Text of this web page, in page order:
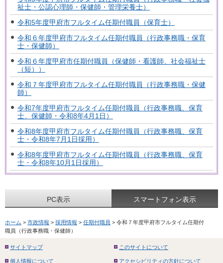
祉士・公認心理師・保健師・管理栄養士）
令和5年度甲府市フルタイム任期付職員（保育士）
令和６年度甲府市フルタイム任期付職員（行政事務職・保育
士・保健師）
令和６年度甲府市任期付職員（保健師・看護師、社会福祉士
（短））
令和７年度甲府市フルタイム任期付職員（行政事務職・保健
師）
令和7年度甲府市フルタイム任期付職員（行政事務職、保育
士、保健師・令和8年4月1日）
令和8年度甲府市フルタイム任期付職員（行政事務職、保育
士・令和8年7月1日採用）
令和8年度甲府市フルタイム任期付職員（行政事務職、保育
士・令和8年10月1日採用）
PC表示 スマートフォン表示
ホーム > 市政情報 > 採用情報 > 任期付職員 > 令和７年度甲府市フルタイム任期付
職員（行政事務職・保健師）
サイトマップ このサイトについて
個人情報について アクセシビリティの方針について